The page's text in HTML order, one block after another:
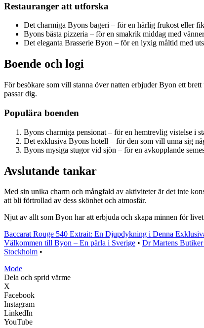
Restauranger att utforska
Det charmiga Byons bageri – för en härlig frukost eller
Byons bästa pizzeria – för en smakrik middag med
Det eleganta Brasserie Byon – för en lyxig måltid med
Boende och logi
För besökare som vill stanna över natten erbjuder Byon ett
passar dig.
Populära boenden
Byons charmiga pensionat – för en hemtrevlig vistelse i
Det exklusiva Byons hotell – för den som vill unna sig
Byons mysiga stugor vid sjön – för en avkopplande
Avslutande tankar
Med sin unika charm och mångfald av aktiviteter är det inte
att bli förtrollad av dess skönhet och atmosfär.
Njut av allt som Byon har att erbjuda och skapa minnen för livet
Baccarat Rouge 540 Extrait: En Djupdykning i Denna
Välkommen till Byon – En pärla i Sverige • Dr Martens
Stockholm •
Mode
Dela och sprid värme
X
Facebook
Instagram
LinkedIn
YouTube